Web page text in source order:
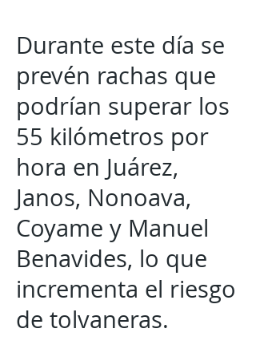
Durante este día se
prevén rachas que
podrían superar los
55 kilómetros por
hora en Juárez,
Janos, Nonoava,
Coyame y Manuel
Benavides, lo que
incrementa el riesgo
de tolvaneras.